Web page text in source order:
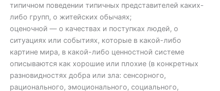
типичном поведении типичных представителей каких-
либо групп, о житейских обычаях;
оценочной — о качествах и поступках людей, о
ситуациях или событиях, которые в какой-либо
картине мира, в какой-либо ценностной системе
описываются как хорошие или плохие (в конкретных
разновидностях добра или зла: сенсорного,
рационального, эмоционального, социального,